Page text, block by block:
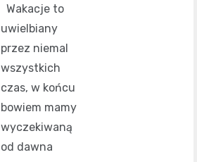
Wakacje to
uwielbiany
przez niemal
wszystkich
czas, w końcu
bowiem mamy
wyczekiwaną
od dawna